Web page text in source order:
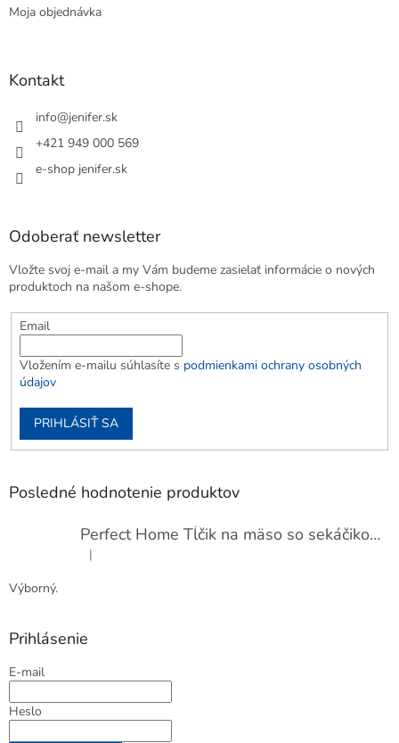
Moja objednávka
Kontakt
info@jenifer.sk
+421 949 000 569
e-shop jenifer.sk
Odoberať newsletter
Vložte svoj e-mail a my Vám budeme zasielať informácie o nových
produktoch na našom e-shope.
Email
Vložením e-mailu súhlasíte s podmienkami ochrany osobných
údajov
PRIHLÁSIŤ SA
Posledné hodnotenie produktov
Perfect Home Tĺčik na mäso so sekáčikom, 56893
Hodnotenie produktu je 5 z 5 hviezdičiek.
|
Výborný.
Prihlásenie
E-mail
Heslo